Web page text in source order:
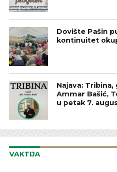
Dovište Pašin
kontinuitet
Najava:
Ammar Bašić,
u petak 7.
VAKTIJA